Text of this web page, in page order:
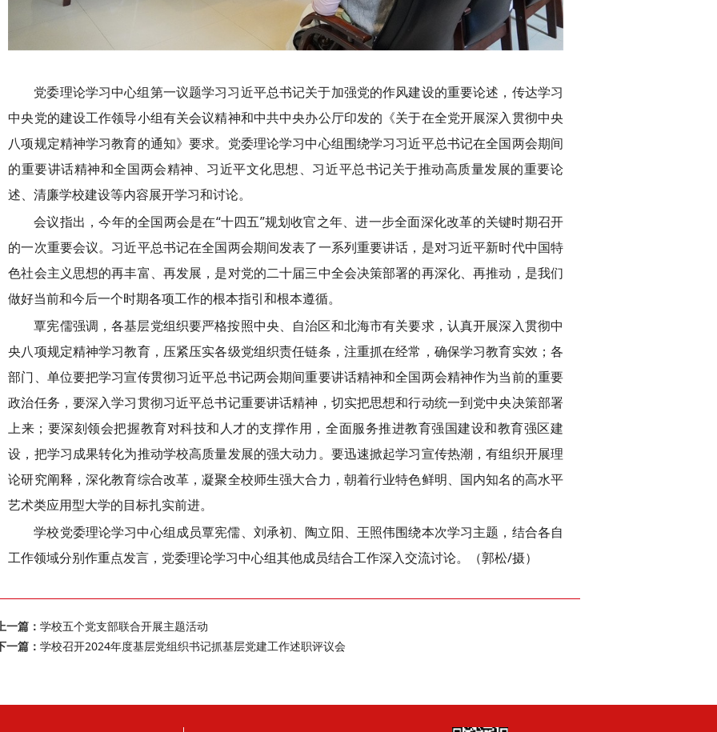
党委理论学习中心组第一议题学习习近平总书记关于加强党的作风建设的重要论述，传达学习
中央党的建设工作领导小组有关会议精神和中共中央办公厅印发的《关于在全党开展深入贯彻中央
八项规定精神学习教育的通知》要求。党委理论学习中心组围绕学习习近平总书记在全国两会期间
的重要讲话精神和全国两会精神、习近平文化思想、习近平总书记关于推动高质量发展的重要论
述、清廉学校建设等内容展开学习和讨论。
会议指出，今年的全国两会是在“十四五”规划收官之年、进一步全面深化改革的关键时期召开
的一次重要会议。习近平总书记在全国两会期间发表了一系列重要讲话，是对习近平新时代中国特
色社会主义思想的再丰富、再发展，是对党的二十届三中全会决策部署的再深化、再推动，是我们
做好当前和今后一个时期各项工作的根本指引和根本遵循。
覃宪儒强调，各基层党组织要严格按照中央、自治区和北海市有关要求，认真开展深入贯彻中
央八项规定精神学习教育，压紧压实各级党组织责任链条，注重抓在经常，确保学习教育实效；各
部门、单位要把学习宣传贯彻习近平总书记两会期间重要讲话精神和全国两会精神作为当前的重要
政治任务，要深入学习贯彻习近平总书记重要讲话精神，切实把思想和行动统一到党中央决策部署
上来；要深刻领会把握教育对科技和人才的支撑作用，全面服务推进教育强国建设和教育强区建
设，把学习成果转化为推动学校高质量发展的强大动力。要迅速掀起学习宣传热潮，有组织开展理
论研究阐释，深化教育综合改革，凝聚全校师生强大合力，朝着行业特色鲜明、国内知名的高水平
艺术类应用型大学的目标扎实前进。
学校党委理论学习中心组成员覃宪儒、刘承初、陶立阳、王照伟围绕本次学习主题，结合各自
工作领域分别作重点发言， 党委理论学习中心组其他成员结合工作深入交流讨论。（郭松/摄）
一篇：学校五个党支部联合开展主题活动
一篇：学校召开2024年度基层党组织书记抓基层党建工作述职评议会